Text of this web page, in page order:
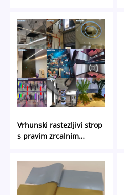
Vrhunski rastezljivi strop
s pravim zrcalnim
reflektirajućim efektom
zrcala za elegantan
dizajn interijera